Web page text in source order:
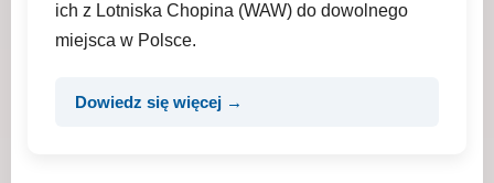
ich z Lotniska Chopina (WAW) do dowolnego
miejsca w Polsce.
Dowiedz się więcej →